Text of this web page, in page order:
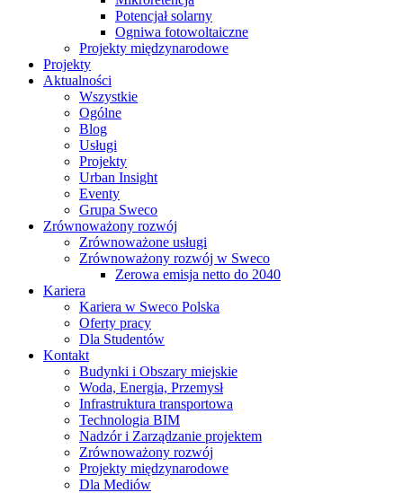
Potencjał solarny
Ogniwa fotowoltaiczne
Projekty międzynarodowe
Projekty
Aktualności
Wszystkie
Ogólne
Blog
Usługi
Projekty
Urban Insight
Eventy
Grupa Sweco
Zrównoważony rozwój
Zrównoważone usługi
Zrównoważony rozwój w Sweco
Zerowa emisja netto do 2040
Kariera
Kariera w Sweco Polska
Oferty pracy
Dla Studentów
Kontakt
Budynki i Obszary miejskie
Woda, Energia, Przemysł
Infrastruktura transportowa
Technologia BIM
Nadzór i Zarządzanie projektem
Zrównoważony rozwój
Projekty międzynarodowe
Dla Mediów